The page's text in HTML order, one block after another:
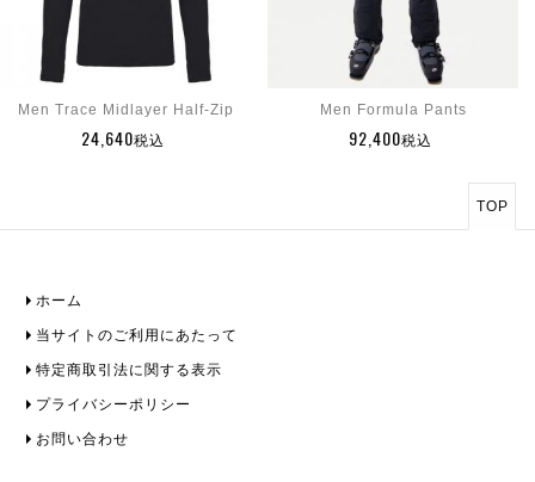
Men Trace Midlayer Half-Zip
24,640税込
Men Formula Pants
92,400税込
TOP
ホーム
当サイトのご利用にあたって
特定商取引法に関する表示
プライバシーポリシー
お問い合わせ